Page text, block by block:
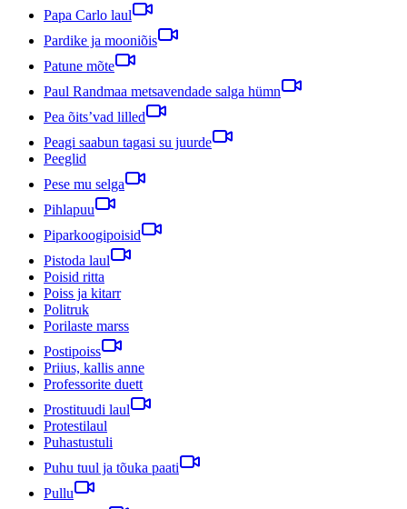
Papa Carlo laul
Pardike ja mooniõis
Patune mõte
Paul Randmaa metsavendade salga hümn
Pea õits’vad lilled
Peagi saabun tagasi su juurde
Peeglid
Pese mu selga
Pihlapuu
Piparkoogipoisid
Pistoda laul
Poisid ritta
Poiss ja kitarr
Politruk
Porilaste marss
Postipoiss
Priius, kallis anne
Professorite duett
Prostituudi laul
Protestilaul
Puhastustuli
Puhu tuul ja tõuka paati
Pullu